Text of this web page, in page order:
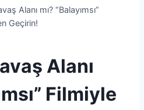
Alanı mı? “Balayımsı”
Geçirin!
Alanı
Filmiyle